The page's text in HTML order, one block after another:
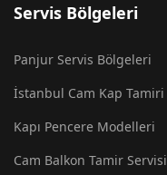
Servis Bölgeleri
Panjur Servis Bölgeleri
İstanbul Cam Kap Tamiri
Kapı Pencere Modelleri
Cam Balkon Tamir Servisi